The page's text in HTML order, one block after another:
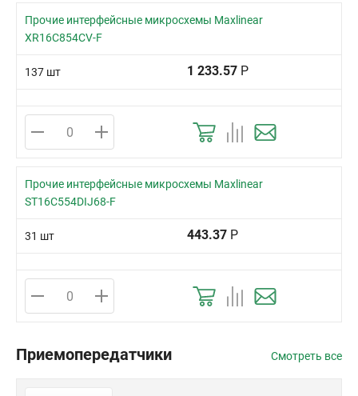
Прочие интерфейсные микросхемы Maxlinear
XR16C854CV-F
137 шт 1 233.57 Р
Прочие интерфейсные микросхемы Maxlinear
ST16C554DIJ68-F
31 шт 443.37 Р
Приемопередатчики Смотреть все